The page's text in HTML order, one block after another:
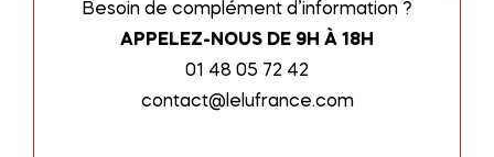
Besoin de complément d’information ?
APPELEZ-NOUS DE 9H À 18H
01 48 05 72 42
contact@lelufrance.com